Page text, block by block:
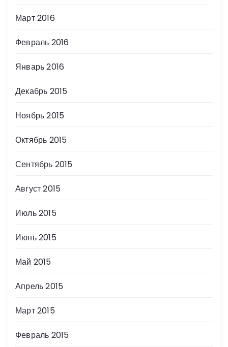
Март 2016
Февраль 2016
Январь 2016
Декабрь 2015
Ноябрь 2015
Октябрь 2015
Сентябрь 2015
Август 2015
Июль 2015
Июнь 2015
Май 2015
Апрель 2015
Март 2015
Февраль 2015